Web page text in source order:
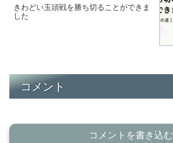
きわどい玉頭戦を勝ち切ることができま
した
コメント
コメントを書き込む